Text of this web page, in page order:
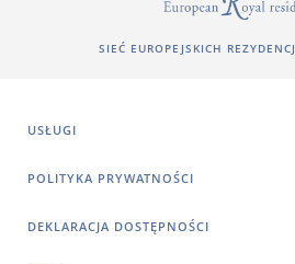
SIEĆ EUROPEJSKICH
USŁUGI
POLITYKA PRYWATNOŚCI
DEKLARACJA DOSTĘPNOŚCI